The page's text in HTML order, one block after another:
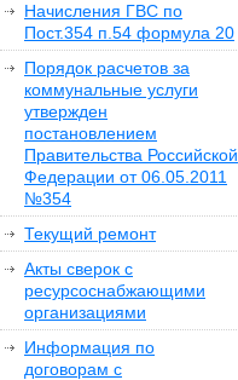
Начисления ГВС по
Пост.354 п.54 формула 20
Порядок расчетов за
коммунальные услуги
утвержден
постановлением
Правительства Российской
Федерации от 06.05.2011
№354
Текущий ремонт
Акты сверок с
ресурсоснабжающими
организациями
Информация по
договорам с